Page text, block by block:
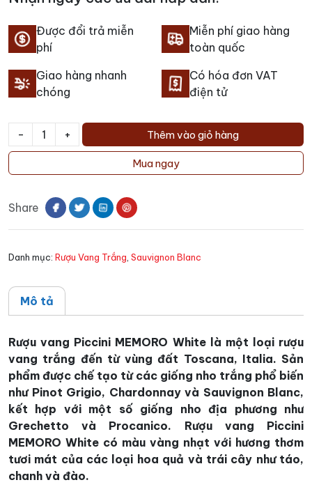
Được đổi trả miễn
phí
Miễn phí giao hàng
toàn quốc
Giao hàng nhanh
chóng
Có hóa đơn VAT
điện tử
-
Rượu
Piccini
White
+ Thêm vào giỏ hàng
Mua ngay
Share
Danh mục: Rượu Vang Trắng, Sauvignon Blanc
Mô tả
Rượu vang Piccini MEMORO White là một loại rượu
vang trắng đến từ vùng đất Toscana, Italia. Sản
phẩm được chế tạo từ các giống nho trắng phổ biến
như Pinot Grigio, Chardonnay và Sauvignon Blanc,
kết hợp với một số giống nho địa phương như
Grechetto và Procanico. Rượu vang Piccini
MEMORO White có màu vàng nhạt với hương thơm
tươi mát của các loại hoa quả và trái cây như táo,
chanh và đào.